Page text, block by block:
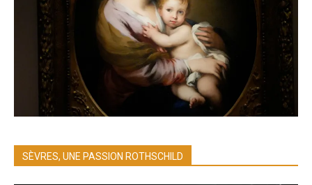
SÈVRES, UNE PASSION ROTHSCHILD